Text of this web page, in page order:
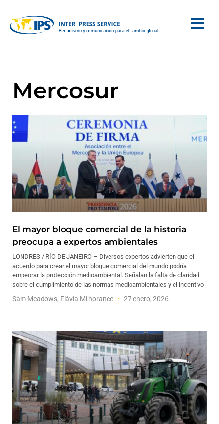
Mercosur
El mayor bloque comercial de la historia
preocupa a expertos ambientales
LONDRES / RÍO DE JANEIRO – Diversos expertos advierten que el
acuerdo para crear el mayor bloque comercial del mundo podría
empeorar la protección medioambiental. Señalan la falta de claridad
sobre el cumplimiento de las normas medioambientales y el incentivo
Sam Meadows, Flávia Milhorance 27 enero, 2026